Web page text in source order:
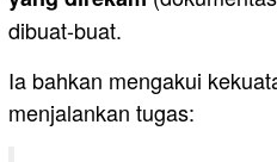
dibuat-buat.
Ia bahkan mengakui
menjalankan tugas: